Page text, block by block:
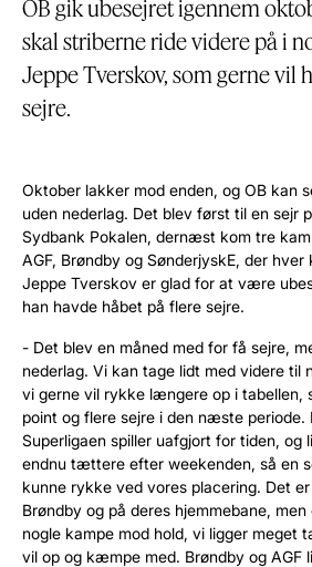
OB gik ubesejret igennem
skal striberne ride videre på i
Jeppe Tverskov, som gerne vil
sejre.
Oktober lakker mod enden, og OB kan
uden nederlag. Det blev først til en sejr
Sydbank Pokalen, dernæst kom tre
AGF, Brøndby og SønderjyskE, der
Jeppe Tverskov er glad for at være
han havde håbet på flere sejre.
- Det blev en måned med for få sejre,
nederlag. Vi kan tage lidt med videre til
vi gerne vil rykke længere op i tabellen,
point og flere sejre i den næste periode.
Superligaen spiller uafgjort for tiden, og
endnu tættere efter weekenden, så en
kunne rykke ved vores placering. Det
Brøndby og på deres hjemmebane,
nogle kampe mod hold, vi ligger meget
vil op og kæmpe med. Brøndby og AGF